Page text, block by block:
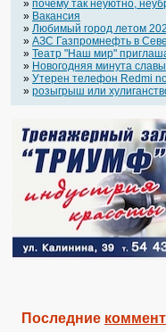
» почему так неуютно,
» Вакансия
» Любимый город летом
» АЗС Газпромнефть в
» Театр "Наш мир"
» Новогодняя минута славы
» Утерен телефон Redmi
» розыгрыш или
Последние